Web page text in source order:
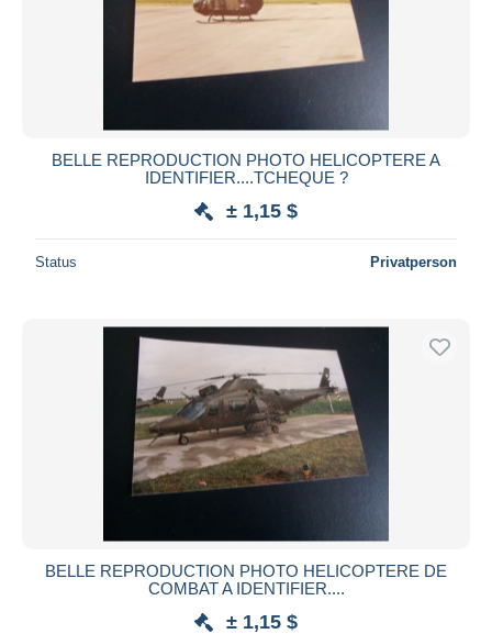
BELLE REPRODUCTION PHOTO HELICOPTERE A
IDENTIFIER....TCHEQUE ?
± 1,15 $
Status Privatperson
BELLE REPRODUCTION PHOTO HELICOPTERE DE
COMBAT A IDENTIFIER....
± 1,15 $